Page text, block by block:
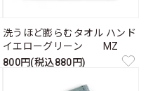
洗うほど膨らむタオル ハンド
イエローグリーン MZ
800円(税込880円)